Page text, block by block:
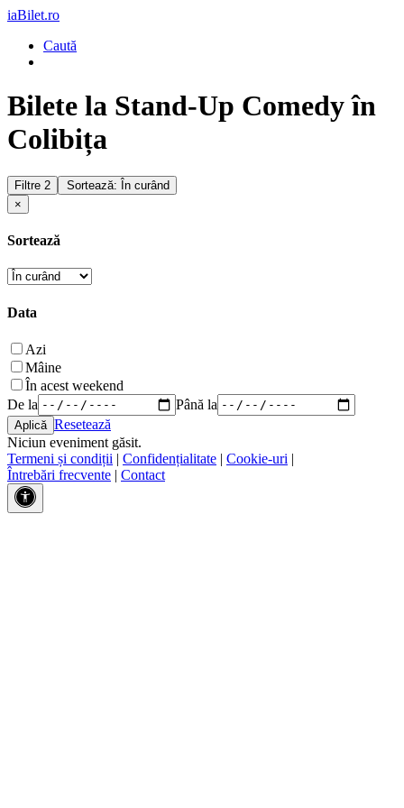
iaBilet.ro
Caută
Bilete la Stand-Up Comedy în
Colibița
Filtre 2
Sortează: În curând
×
Sortează
Data
Azi
Mâine
În acest weekend
De la
Până la
Resetează
Niciun eveniment găsit.
Termeni și condiții | Confidențialitate | Cookie-uri |
Întrebări frecvente | Contact